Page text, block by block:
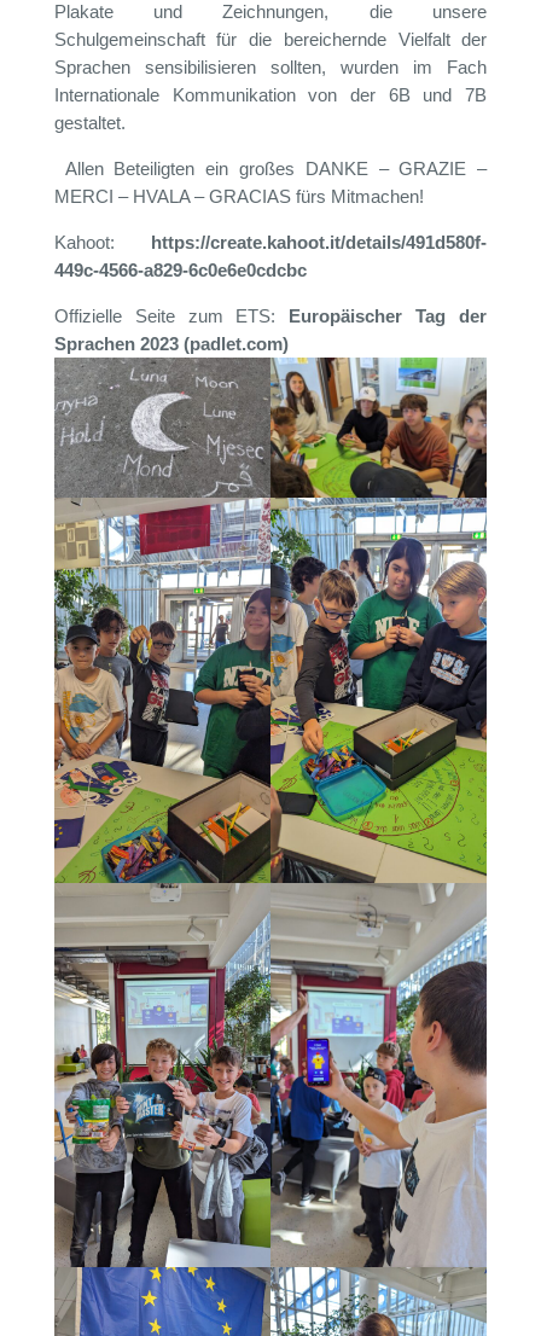
Plakate und Zeichnungen, die unsere
Schulgemeinschaft für die bereichernde Vielfalt der
Sprachen sensibilisieren sollten, wurden im Fach
Internationale Kommunikation von der 6B und 7B
gestaltet.
Allen Beteiligten ein großes DANKE – GRAZIE –
MERCI – HVALA – GRACIAS fürs Mitmachen!
Kahoot: https://create.kahoot.it/details/491d580f-
449c-4566-a829-6c0e6e0cdcbc
Offizielle Seite zum ETS: Europäischer Tag der
Sprachen 2023 (padlet.com)